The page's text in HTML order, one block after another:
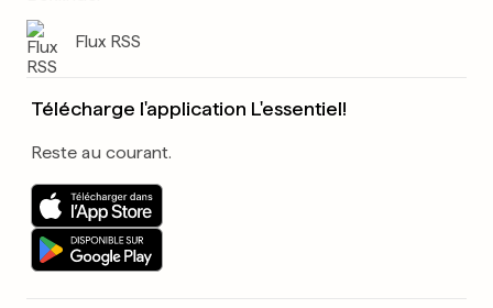
Flux RSS
Télécharge l'application L'essentiel!
Reste au courant.